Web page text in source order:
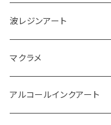
波レジンアート
コースター
アクセサリートレイ
マクラメ
ピアス
アルコールインクアート